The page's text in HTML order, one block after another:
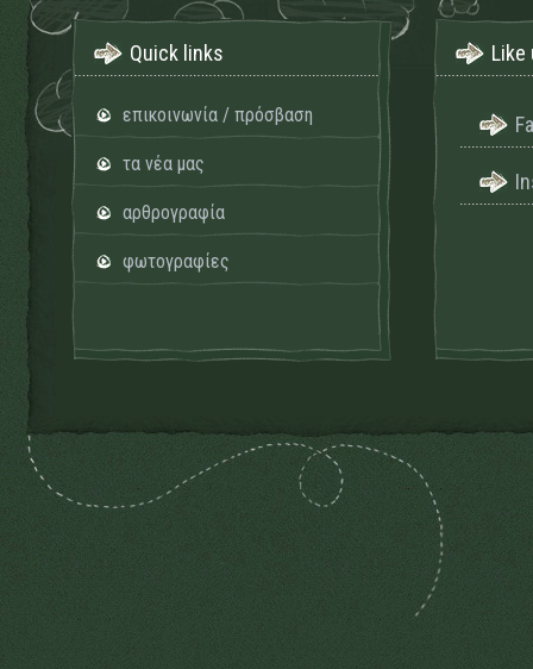
Quick links
επικοινωνία / πρόσβαση
τα νέα μας
αρθρογραφία
φωτογραφίες
Like